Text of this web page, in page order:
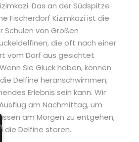
Das an der Südspitze
Fischerdorf Kizimkazi ist die
Schulen von Großen
die oft nach einer
vom Dorf aus gesichtet
Sie Glück haben, können
Delfine heranschwimmen,
Erlebnis sein kann. Wir
am Nachmittag, um
am Morgen zu entgehen,
die Delfine stören.